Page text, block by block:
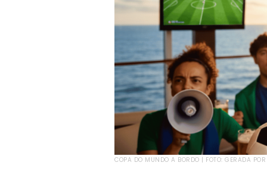
COPA DO MUNDO A BORDO | FOTO: GERADA